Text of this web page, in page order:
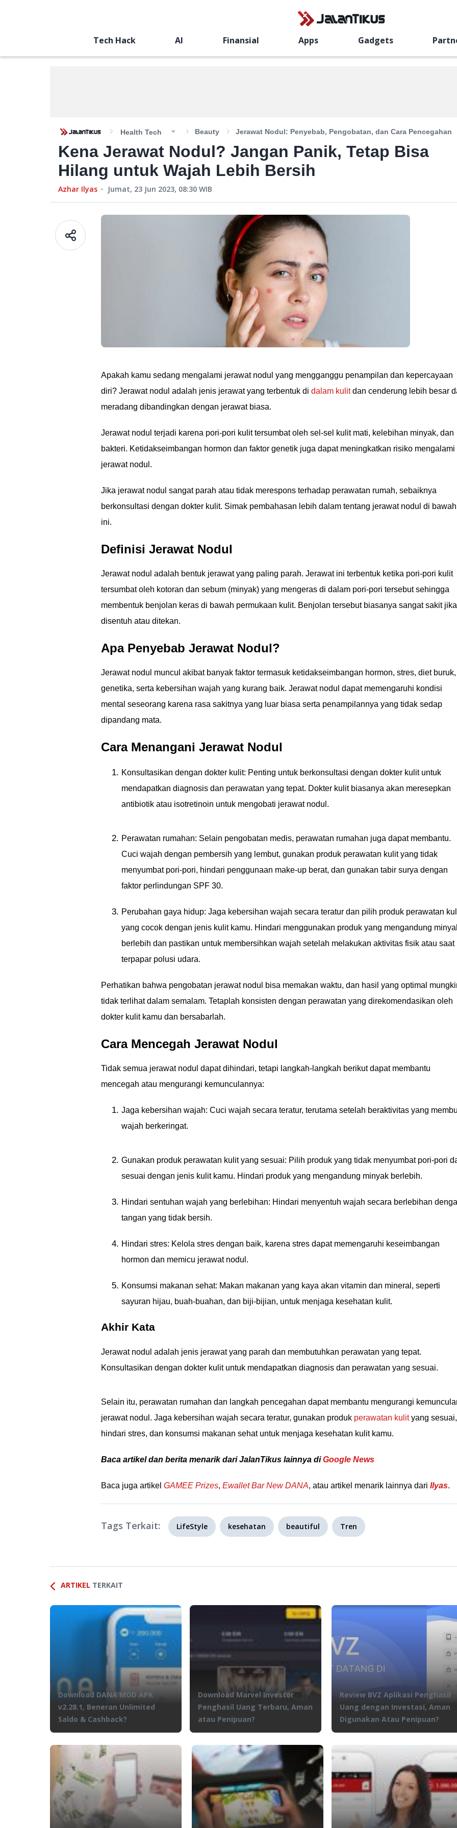
Tech Hack AI Finansial Apps Gadgets
Health Tech Beauty Jerawat Nodul: Penyebab, Pengobatan, dan Cara Pencegahan
Kena Jerawat Nodul? Jangan Panik, Tetap Bisa
Hilang untuk Wajah Lebih Bersih
Azhar Ilyas Jumat, 23 Jun 2023, 08:30 WIB
Apakah kamu sedang mengalami jerawat nodul yang mengganggu penampilan dan kepercayaan
diri? Jerawat nodul adalah jenis jerawat yang terbentuk di dalam kulitdan cenderung lebih besar
meradang dibandingkan dengan jerawat biasa.
Jerawat nodul terjadi karena pori-pori kulit tersumbat oleh sel-sel kulit mati, kelebihan minyak, dan
bakteri. Ketidakseimbangan hormon dan faktor genetik juga dapat meningkatkan risiko mengalami
jerawat nodul.
Jika jerawat nodul sangat parah atau tidak merespons terhadap perawatan rumah, sebaiknya
berkonsultasi dengan dokter kulit. Simak pembahasan lebih dalam tentang jerawat nodul di bawah
ini.
Definisi Jerawat Nodul
Jerawat nodul adalah bentuk jerawat yang paling parah. Jerawat ini terbentuk ketika pori-pori kulit
tersumbat oleh kotoran dan sebum (minyak) yang mengeras di dalam pori-pori tersebut sehingga
membentuk benjolan keras di bawah permukaan kulit. Benjolan tersebut biasanya sangat sakit jika
disentuh atau ditekan.
Apa Penyebab Jerawat Nodul?
Jerawat nodul muncul akibat banyak faktor termasuk ketidakseimbangan hormon, stres, diet buruk,
genetika, serta kebersihan wajah yang kurang baik. Jerawat nodul dapat memengaruhi kondisi
mental seseorang karena rasa sakitnya yang luar biasa serta penampilannya yang tidak sedap
dipandang mata.
Cara Menangani Jerawat Nodul
Konsultasikan dengan dokter kulit: Penting untuk berkonsultasi dengan dokter kulit untuk
mendapatkan diagnosis dan perawatan yang tepat. Dokter kulit biasanya akan meresepkan
antibiotik atau isotretinoin untuk mengobati jerawat nodul.
Perawatan rumahan: Selain pengobatan medis, perawatan rumahan juga dapat membantu.
Cuci wajah dengan pembersih yang lembut, gunakan produk perawatan kulit yang tidak
menyumbat pori-pori, hindari penggunaan make-up berat, dan gunakan tabir surya dengan
faktor perlindungan SPF 30.
Perubahan gaya hidup: Jaga kebersihan wajah secara teratur dan pilih produk perawatan
yang cocok dengan jenis kulit kamu. Hindari menggunakan produk yang mengandung
berlebih dan pastikan untuk membersihkan wajah setelah melakukan aktivitas fisik atau saat
terpapar polusi udara.
Perhatikan bahwa pengobatan jerawat nodul bisa memakan waktu, dan hasil yang optimal
tidak terlihat dalam semalam. Tetaplah konsisten dengan perawatan yang direkomendasikan oleh
dokter kulit kamu dan bersabarlah.
Cara Mencegah Jerawat Nodul
Tidak semua jerawat nodul dapat dihindari, tetapi langkah-langkah berikut dapat membantu
mencegah atau mengurangi kemunculannya:
Jaga kebersihan wajah: Cuci wajah secara teratur, terutama setelah beraktivitas yang
wajah berkeringat.
Gunakan produk perawatan kulit yang sesuai: Pilih produk yang tidak menyumbat pori-pori
sesuai dengan jenis kulit kamu. Hindari produk yang mengandung minyak berlebih.
Hindari sentuhan wajah yang berlebihan: Hindari menyentuh wajah secara berlebihan
tangan yang tidak bersih.
Hindari stres: Kelola stres dengan baik, karena stres dapat memengaruhi keseimbangan
hormon dan memicu jerawat nodul.
Konsumsi makanan sehat: Makan makanan yang kaya akan vitamin dan mineral, seperti
sayuran hijau, buah-buahan, dan biji-bijian, untuk menjaga kesehatan kulit.
Akhir Kata
Jerawat nodul adalah jenis jerawat yang parah dan membutuhkan perawatan yang tepat.
Konsultasikan dengan dokter kulit untuk mendapatkan diagnosis dan perawatan yang sesuai.
Selain itu, perawatan rumahan dan langkah pencegahan dapat membantu mengurangi
jerawat nodul. Jaga kebersihan wajah secara teratur, gunakan produk perawatan kulityang sesuai,
hindari stres, dan konsumsi makanan sehat untuk menjaga kesehatan kulit kamu.
Baca artikel dan berita menarik dari JalanTikus lainnya diGoogle News
Baca juga artikel GAMEE Prizes, Ewallet Bar New DANA, atau artikel menarik lainnya dari Ilyas.
Tags Terkait: LifeStyle kesehatan beautiful Tren
ARTIKEL TERKAIT
Download DANA MOD APK
v2.28.1, Beneran Unlimited
Saldo & Cashback?
Download Marvel Investor
Penghasil Uang Terbaru, Aman
atau Penipuan?
Review BVZ Aplikasi Penghasil
Uang dengan Investasi, Aman
Digunakan Atau Penipuan?